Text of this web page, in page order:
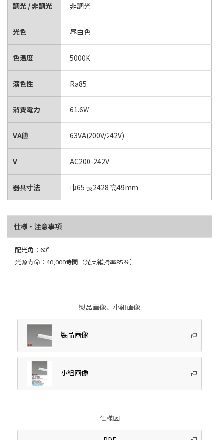
調光 / 非調光 非調光
光色 昼白色
色温度 5000K
演色性 Ra85
消費電力 61.6W
VA値 63VA(200V/242V)
V AC200-242V
器具寸法 巾65 長2428 高49mm
仕様・注意事項
配光角：60°
光源寿命：40,000時間（光束維持率85％）
製品画像、小組画像
製品画像
小組画像
仕様図